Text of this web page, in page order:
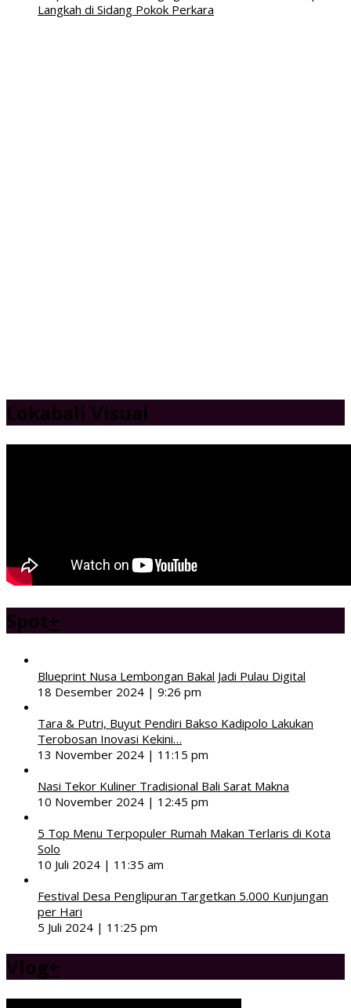
Langkah di Sidang Pokok Perkara
Lokabali Visual
Spot+
Blueprint Nusa Lembongan Bakal Jadi Pulau Digital
18 Desember 2024 | 9:26 pm
Tara & Putri, Buyut Pendiri Bakso Kadipolo Lakukan
Terobosan Inovasi Kekini…
13 November 2024 | 11:15 pm
Nasi Tekor Kuliner Tradisional Bali Sarat Makna
10 November 2024 | 12:45 pm
5 Top Menu Terpopuler Rumah Makan Terlaris di Kota
Solo
10 Juli 2024 | 11:35 am
Festival Desa Penglipuran Targetkan 5.000 Kunjungan
per Hari
5 Juli 2024 | 11:25 pm
Vlog+